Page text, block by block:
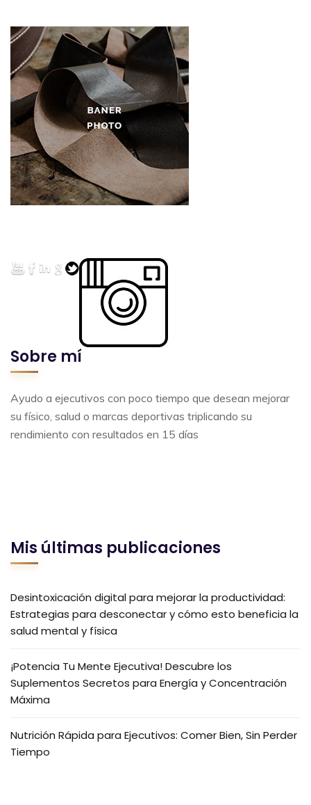
Sobre mí
Ayudo a ejecutivos con poco tiempo que desean mejorar
su físico, salud o marcas deportivas triplicando su
rendimiento con resultados en 15 días
Mis últimas publicaciones
Desintoxicación digital para mejorar la productividad:
Estrategias para desconectar y cómo esto beneficia la
salud mental y física
¡Potencia Tu Mente Ejecutiva! Descubre los
Suplementos Secretos para Energía y Concentración
Máxima
Nutrición Rápida para Ejecutivos: Comer Bien, Sin Perder
Tiempo